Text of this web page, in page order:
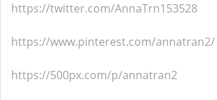
https://twitter.com/AnnaTrn153528
https://www.pinterest.com/annatran2/
https://500px.com/p/annatran2